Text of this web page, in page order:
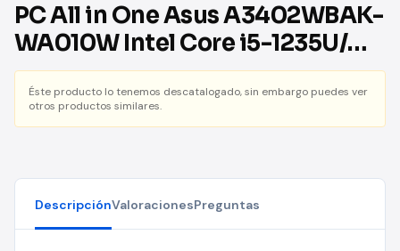
PC All in One Asus A3402WBAK-
WA010W Intel Core i5-1235U/
16GB/ 512GB SSD/ 23.8/ Win11
Éste producto lo tenemos descatalogado, sin embargo puedes ver
otros productos similares.
DescripciónValoracionesPreguntas